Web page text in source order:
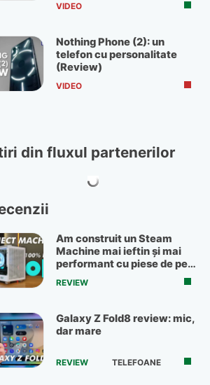
VIDEO
Nothing Phone (2): un
telefon cu personalitate
(Review)
VIDEO
din fluxul partenerilor
Am construit un Steam
Machine mai ieftin și mai
performant cu piese de pe
OLX
REVIEW
Galaxy Z Fold8 review: mic,
dar mare
REVIEW TELEFOANE